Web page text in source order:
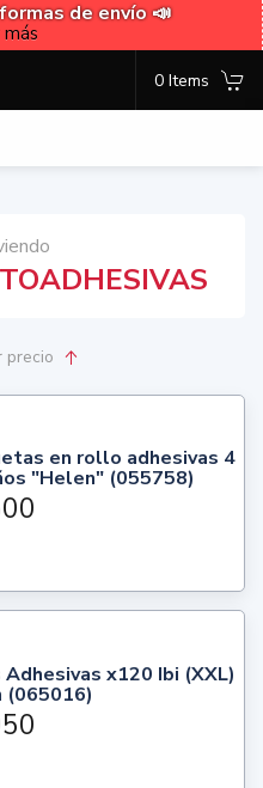
de envío 📣
0 Items
en rollo adhesivas 4
"Helen" (055758)
x120 Ibi (XXL)
(065016)